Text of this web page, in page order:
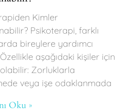
Kimler
Psikoterapi, farklı
bireylere yardımcı
aşağıdaki kişiler için
Zorluklarla
veya işe odaklanmada
Oku »